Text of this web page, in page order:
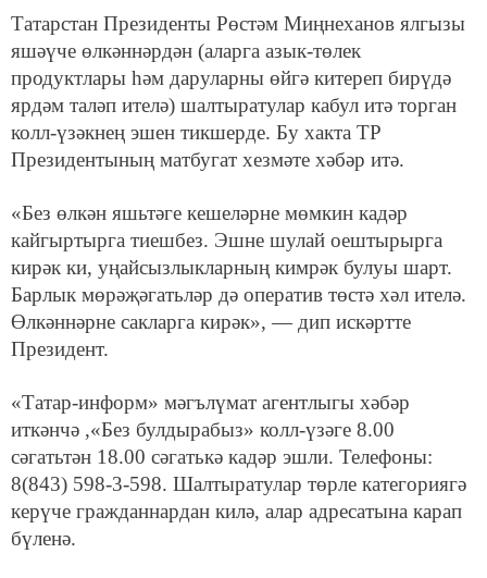
Татарстан Президенты Рөстәм Миңнеханов ялгызы
яшәүче өлкәннәрдән (аларга азык-төлек
продуктлары һәм даруларны өйгә китереп бирүдә
ярдәм таләп ителә) шалтыратулар кабул итә торган
колл-үзәкнең эшен тикшерде. Бу хакта ТР
Президентының матбугат хезмәте хәбәр итә.
«Без өлкән яшьтәге кешеләрне мөмкин кадәр
кайгыртырга тиешбез. Эшне шулай оештырырга
кирәк ки, уңайсызлыкларның кимрәк булуы шарт.
Барлык мөрәҗәгатьләр дә оператив төстә хәл ителә.
Өлкәннәрне сакларга кирәк», — дип искәртте
Президент.
«Татар-информ» мәгълүмат агентлыгы хәбәр
иткәнчә ,«Без булдырабыз» колл-үзәге 8.00
сәгатьтән 18.00 сәгатькә кадәр эшли. Телефоны:
8(843) 598-3-598. Шалтыратулар төрле категориягә
керүче гражданнардан килә, алар адресатына карап
бүленә.